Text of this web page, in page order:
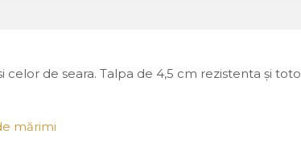
de seara. Talpa de 4,5 cm rezistenta și
mărimi